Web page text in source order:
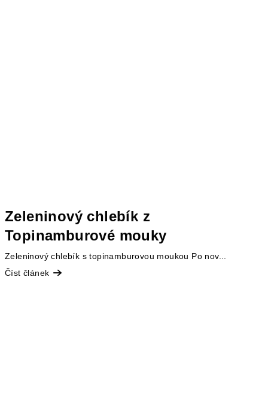
Zeleninový chlebík z
Topinamburové mouky
Zeleninový chlebík s topinamburovou moukou Po nov...
Číst článek